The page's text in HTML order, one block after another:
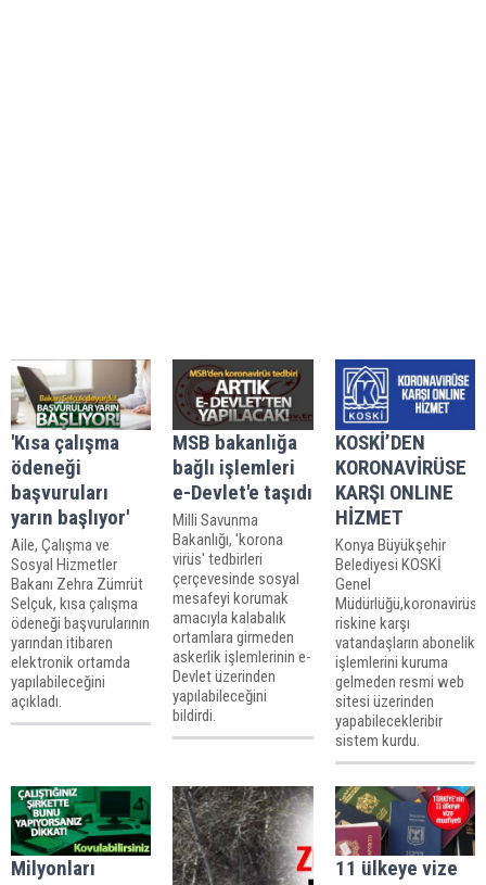
'Kısa çalışma
ödeneği
başvuruları
yarın başlıyor'
Aile, Çalışma ve
Sosyal Hizmetler
Bakanı Zehra Zümrüt
Selçuk, kısa çalışma
ödeneği başvurularının
yarından itibaren
elektronik ortamda
yapılabileceğini
açıkladı.
MSB bakanlığa
bağlı işlemleri
e-Devlet'e taşıdı
Milli Savunma
Bakanlığı, 'korona
virüs' tedbirleri
çerçevesinde sosyal
mesafeyi korumak
amacıyla kalabalık
ortamlara girmeden
askerlik işlemlerinin e-
Devlet üzerinden
yapılabileceğini
bildirdi.
KOSKİ’DEN
KORONAVİRÜSE
KARŞI ONLINE
HİZMET
Konya Büyükşehir
Belediyesi KOSKİ
Genel
riskine karşı
vatandaşların abonelik
işlemlerini kuruma
gelmeden resmi web
sitesi üzerinden
yapabilecekleribir
sistem kurdu.
Milyonları
11 ülkeye vize